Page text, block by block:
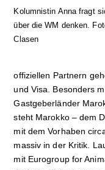
Kolumnistin Anna fragt
über die WM denken.
Clasen
offiziellen Partnern
und Visa. Besonders
Gastgeberländer
steht Marokko – dem
mit dem Vorhaben
massiv in der Kritik.
mit Eurogroup for